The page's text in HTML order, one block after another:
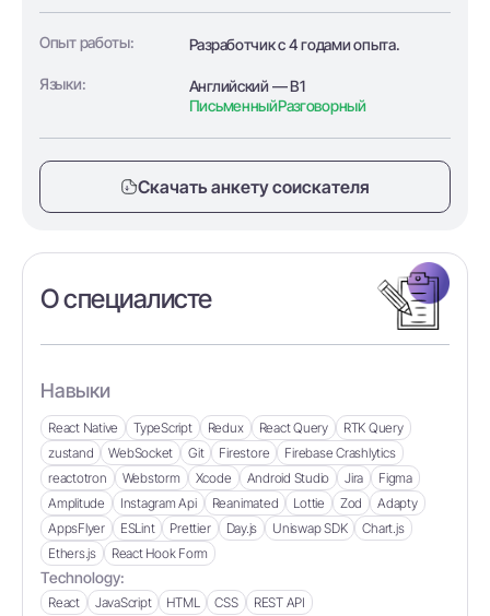
Опыт работы: Разработчик с 4 годами опыта.
Языки:
Английский — B1
ПисьменныйРазговорный
Скачать анкету соискателя
О специалисте
Навыки
React Native TypeScript Redux React Query
RTK Query
zustand
WebSocket Git Firestore
Firebase Crashlytics
reactotron
Webstorm Xcode Android Studio Jira
Figma
Amplitude
Instagram Api Reanimated Lottie Zod
Adapty
AppsFlyer
ESLint Prettier Day.js Uniswap SDK
Chart.js
Ethers.js
React Hook Form
Technology:
React JavaScript HTML CSS REST API